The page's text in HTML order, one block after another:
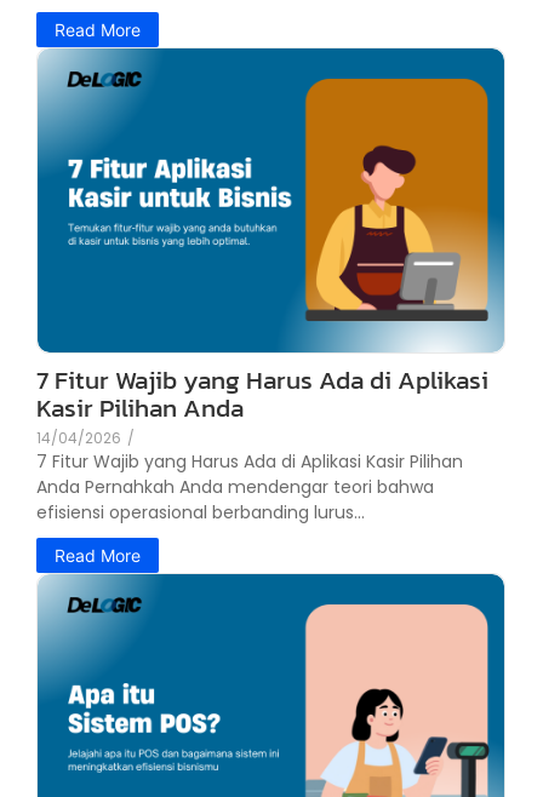
Read More
7 Fitur Wajib yang Harus Ada di Aplikasi
Kasir Pilihan Anda
14/04/2026 /
7 Fitur Wajib yang Harus Ada di Aplikasi Kasir Pilihan
Anda Pernahkah Anda mendengar teori bahwa
efisiensi operasional berbanding lurus...
Read More